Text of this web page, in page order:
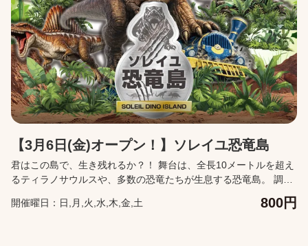
【3月6日(金)オープン！】ソレイユ恐竜島
君はこの島で、生き残れるか？！ 舞台は、全長10メートルを超え
るティラノサウルスや、多数の恐竜たちが生息する恐竜島。 調査
員として、研究者からの調査依頼をクリアせよ！ ※調査依頼は、4
月29日（水祝）～5月10日（日）まで休止予定です。同期間の恐
開催曜日：日,月,火,水,木,金,土 800円